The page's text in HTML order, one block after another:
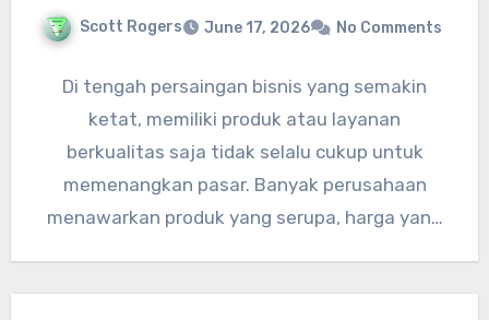
Scott Rogers June 17, 2026 No Comments
Di tengah persaingan bisnis yang semakin
ketat, memiliki produk atau layanan
berkualitas saja tidak selalu cukup untuk
memenangkan pasar. Banyak perusahaan
menawarkan produk yang serupa, harga yang